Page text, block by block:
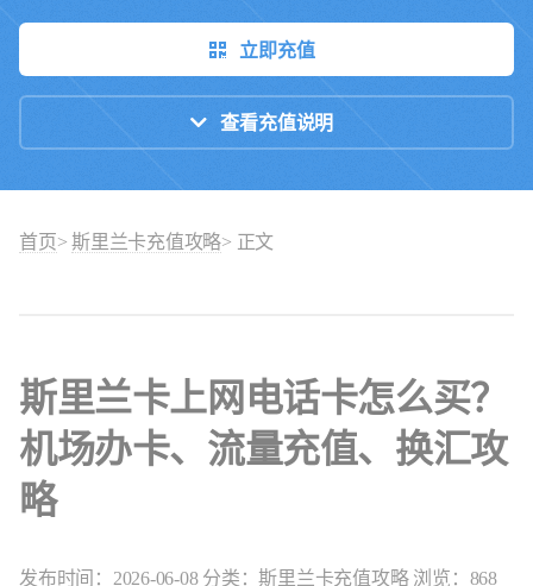
立即充值
查看充值说明
首页>斯里兰卡充值攻略> 正文
斯里兰卡上网电话卡怎么买？
机场办卡、流量充值、换汇攻
略
发布时间：2026-06-08 分类：斯里兰卡充值攻略 浏览：868